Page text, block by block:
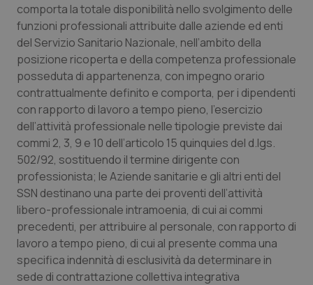
comporta la totale disponibilità nello svolgimento delle
funzioni professionali attribuite dalle aziende ed enti
del Servizio Sanitario Nazionale, nell’ambito della
posizione ricoperta e della competenza professionale
posseduta di appartenenza, con impegno orario
contrattualmente definito e comporta, per i dipendenti
con rapporto di lavoro a tempo pieno, l’esercizio
dell’attività professionale nelle tipologie previste dai
commi 2, 3, 9 e 10 dell’articolo 15 quinquies del d.lgs.
502/92, sostituendo il termine dirigente con
professionista; le Aziende sanitarie e gli altri enti del
SSN destinano una parte dei proventi dell’attività
libero-professionale intramoenia, di cui ai commi
precedenti, per attribuire al personale, con rapporto di
lavoro a tempo pieno, di cui al presente comma una
specifica indennità di esclusività da determinare in
sede di contrattazione collettiva integrativa
tracking-sites-ironfish-
session-id
www.quotidianosanita.it
_ga
Google LLC
.quotidianosanita.it
1
mese